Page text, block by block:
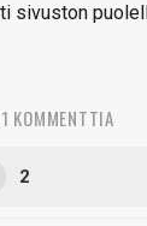
sivuston
KOMMENTTIA
2